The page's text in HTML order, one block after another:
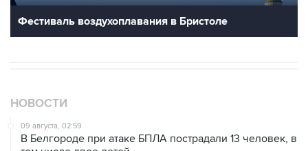
Фестиваль воздухоплавания в Бристоле
НОВОСТИ
09 августа, 02:59
В Белгороде при атаке БПЛА пострадали 13 человек, в